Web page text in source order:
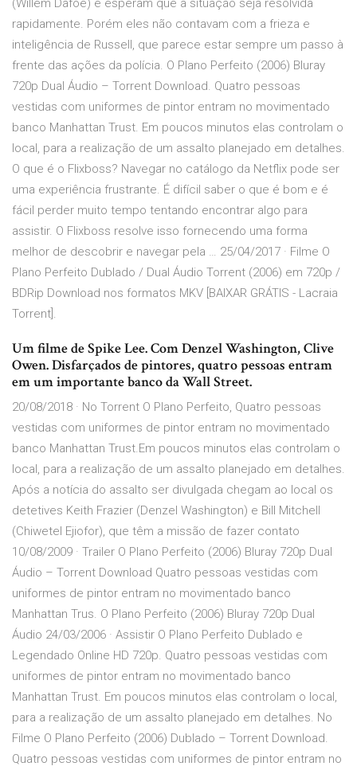
(Willem Dafoe) e esperam que a situação seja resolvida
rapidamente. Porém eles não contavam com a frieza e
inteligência de Russell, que parece estar sempre um passo à
frente das ações da polícia. O Plano Perfeito (2006) Bluray
720p Dual Áudio – Torrent Download. Quatro pessoas
vestidas com uniformes de pintor entram no movimentado
banco Manhattan Trust. Em poucos minutos elas controlam o
local, para a realização de um assalto planejado em detalhes.
O que é o Flixboss? Navegar no catálogo da Netflix pode ser
uma experiência frustrante. É difícil saber o que é bom e é
fácil perder muito tempo tentando encontrar algo para
assistir. O Flixboss resolve isso fornecendo uma forma
melhor de descobrir e navegar pela … 25/04/2017 · Filme O
Plano Perfeito Dublado / Dual Áudio Torrent (2006) em 720p /
BDRip Download nos formatos MKV [BAIXAR GRÁTIS - Lacraia
Torrent].
Um filme de Spike Lee. Com Denzel Washington, Clive
Owen. Disfarçados de pintores, quatro pessoas entram
em um importante banco da Wall Street.
20/08/2018 · No Torrent O Plano Perfeito, Quatro pessoas
vestidas com uniformes de pintor entram no movimentado
banco Manhattan Trust.Em poucos minutos elas controlam o
local, para a realização de um assalto planejado em detalhes.
Após a notícia do assalto ser divulgada chegam ao local os
detetives Keith Frazier (Denzel Washington) e Bill Mitchell
(Chiwetel Ejiofor), que têm a missão de fazer contato
10/08/2009 · Trailer O Plano Perfeito (2006) Bluray 720p Dual
Áudio – Torrent Download Quatro pessoas vestidas com
uniformes de pintor entram no movimentado banco
Manhattan Trus. O Plano Perfeito (2006) Bluray 720p Dual
Áudio 24/03/2006 · Assistir O Plano Perfeito Dublado e
Legendado Online HD 720p. Quatro pessoas vestidas com
uniformes de pintor entram no movimentado banco
Manhattan Trust. Em poucos minutos elas controlam o local,
para a realização de um assalto planejado em detalhes. No
Filme O Plano Perfeito (2006) Dublado – Torrent Download.
Quatro pessoas vestidas com uniformes de pintor entram no